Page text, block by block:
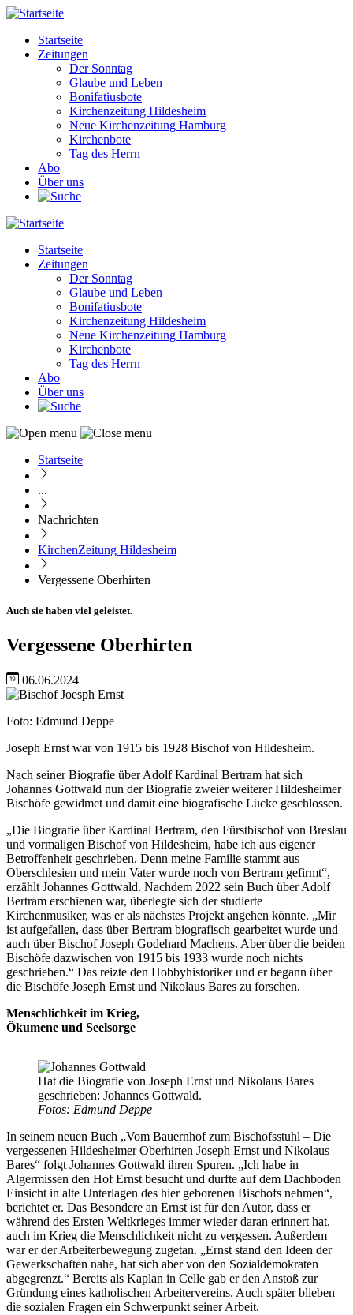
Direkt
Inhalt
Main
navigation
Startseite
Zeitungen
Der Sonntag
Glaube und Leben
Bonifatiusbote
Kirchenzeitung Hildesheim
Neue Kirchenzeitung Hamburg
Kirchenbote
Tag des Herrn
Abo
Über uns
Main
navigation
Startseite
Zeitungen
Der Sonntag
Glaube und Leben
Bonifatiusbote
Kirchenzeitung Hildesheim
Neue Kirchenzeitung Hamburg
Kirchenbote
Tag des Herrn
Abo
Über uns
Pfadnavigation
Startseite
...
Nachrichten
KirchenZeitung Hildesheim
Vergessene Oberhirten
Auch sie haben viel geleistet.
Vergessene Oberhirten
06.06.2024
Image
Nachweis
Foto: Edmund Deppe
Caption
Joseph Ernst war von 1915 bis 1928 Bischof von Hildesheim.
Nach seiner Biografie über Adolf Kardinal Bertram hat sich
Johannes Gottwald nun der Biografie zweier weiterer Hildesheimer
Bischöfe gewidmet und damit eine biografische Lücke geschlossen.
„Die Biografie über Kardinal Bertram, den Fürstbischof von Breslau
und vormaligen Bischof von Hildesheim, habe ich aus eigener
Betroffenheit geschrieben. Denn meine Familie stammt aus
Oberschlesien und mein Vater wurde noch von Bertram gefirmt“,
erzählt Johannes Gottwald. Nachdem 2022 sein Buch über Adolf
Bertram erschienen war, überlegte sich der studierte
Kirchenmusiker, was er als nächstes Projekt angehen könnte. „Mir
ist aufgefallen, dass über Bertram biografisch gearbeitet wurde und
auch über Bischof Joseph Godehard Machens. Aber über die beiden
Bischöfe dazwischen von 1915 bis 1933 wurde noch nichts
geschrieben.“ Das reizte den Hobbyhistoriker und er begann über
die Bischöfe Joseph Ernst und Nikolaus Bares zu forschen.
Menschlichkeit im Krieg,
Ökumene und Seelsorge
Hat die Biografie von Joseph Ernst und Nikolaus Bares
geschrieben: Johannes Gottwald.
Fotos: Edmund Deppe
In seinem neuen Buch „Vom Bauernhof zum Bischofsstuhl – Die
vergessenen Hildesheimer Oberhirten Joseph Ernst und Nikolaus
Bares“ folgt Johannes Gottwald ihren Spuren. „Ich habe in
Algermissen den Hof Ernst besucht und durfte auf dem Dachboden
Einsicht in alte Unterlagen des hier geborenen Bischofs nehmen“,
berichtet er. Das Besondere an Ernst ist für den Autor, dass er
während des Ersten Weltkrieges immer wieder daran erinnert hat,
auch im Krieg die Menschlichkeit nicht zu vergessen. Außerdem
war er der Arbeiterbewegung zugetan. „Ernst stand den Ideen der
Gewerkschaften nahe, hat sich aber von den Sozialdemokraten
abgegrenzt.“ Bereits als Kaplan in Celle gab er den Anstoß zur
Gründung eines katholischen Arbeitervereins. Auch später blieben
die sozialen Fragen ein Schwerpunkt seiner Arbeit.